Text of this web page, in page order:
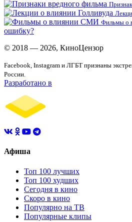
Фильмы о
ошибку?
© 2018 — 2026, КиноЦензор
Facebook, Instagram и ЛГБТ признаны
России.
Разработано в
Афиша
Топ 100 лучших
Топ 100 худших
Сегодня в кино
Скоро в кино
Популярно на ТВ
Популярные клипы